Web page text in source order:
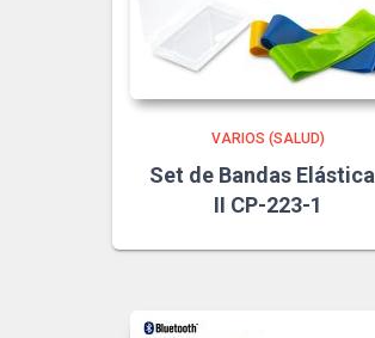
VARIOS (SALUD)
Set de Bandas
II CP-223-1